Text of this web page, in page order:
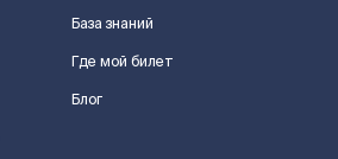
База знаний
Где мой билет
Блог